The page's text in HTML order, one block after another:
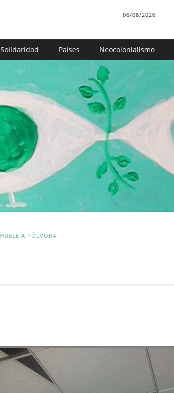
06/08/2026
Solidaridad Países Neocolonialismo
A PÓLVORA